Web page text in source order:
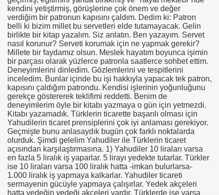
kendini yetiştirmiş, görüşlerine çok önem ve değer
verdiğim bir patronun kapısını çaldım. Dedim ki: Patron
belli ki bizim millet bu servetleri elde tutamayacak. Gelin
birlikte bir kitap yazalım. Siz anlatın. Ben yazayım. Servet
nasıl korunur? Serveti korumak için ne yapmak gerekir?
Millete bir faydamız olsun. Meslek hayatım boyunca işimin
bir parçası olarak yüzlerce patronla saatlerce sohbet ettim.
Deneyimlerini dinledim. Gözlemlerini ve tespitlerini
inceledim. Bunlar içinde bu işi hakkıyla yapacak tek patron,
kapısını çaldığım patrondu. Kendisi işlerinin yoğunluğunu
gerekçe göstererek teklifimi reddetti. Benim de
deneyimlerim öyle bir kitabı yazmaya o gün için yetmezdi.
Kitabı yazamadık. Türklerin ticarette başarılı olması için
Yahudilerin ticaret prensiplerini çok iyi anlaması gerekiyor.
Geçmişte bunu anlasaydık bugün çok farklı noktalarda
olurduk. Şimdi gelelim Yahudiler ile Türklerin ticaret
açısından karşılaştırmasına. 1) Yahudiler 10 liraları varsa
en fazla 5 liralık iş yaparlar. 5 lirayı yedekte tutarlar. Türkler
ise 10 liraları varsa 100 liralık hatta -imkan bulurlarsa-
1.000 liralık iş yapmaya kalkarlar. Yahudiler ticareti
sermayenin gücüyle yapmaya çalışırlar. Yedek akçeleri
hatta yedeğin yedeği akçeleri vardır. Türklerde ise varsa
TARİHİ MÜZESİ